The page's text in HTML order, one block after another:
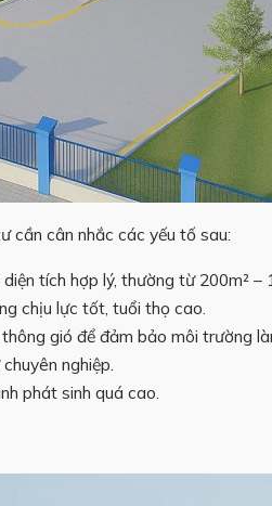
cần cân nhắc các yếu tố sau:
tích hợp lý, thường từ 200m² –
chịu lực tốt, tuổi thọ cao.
gió để đảm bảo môi trường
nghiệp.
phát sinh quá cao.